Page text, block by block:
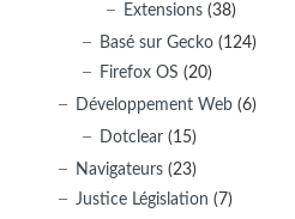
Extensions (38)
Basé sur Gecko (124)
Firefox OS (20)
Développement Web (6)
Dotclear (15)
Navigateurs (23)
Justice Législation (7)